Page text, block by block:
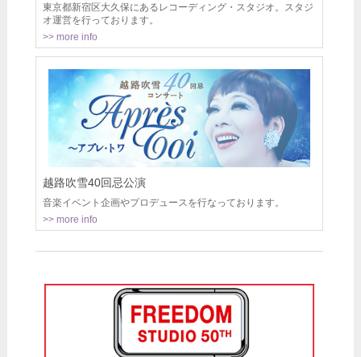
東京都新宿区大久保にあるレコーディング・スタジオ。スタジ
オ運営を行っております。
>> more info
越路吹雪40回忌公演
音楽イベント企画やプロデュースを行なっております。
>> more info